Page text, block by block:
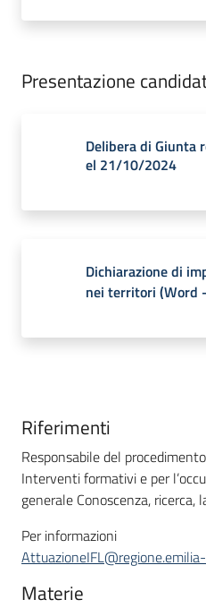
Presentazione
Delibera di Giunta
el 21/10/2024
Dichiarazione di
nei territori (Word -
Riferimenti
Responsabile del
Interventi formativi e per
generale Conoscenza, ricerca,
Per informazioni
Materie